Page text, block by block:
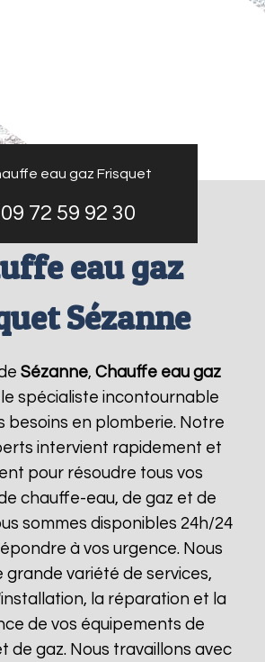
eau gaz Frisquet
09 72 59 92 30
eau gaz
Sézanne
Sézanne,Chauffe eau gaz
spécialiste incontournable
besoins en plomberie. Notre
intervient rapidement et
pour résoudre tous vos
chauffe-eau, de gaz et de
sommes disponibles 24h/24
à vos urgence. Nous
grande variété de services,
la réparation et la
de vos équipements de
de gaz. Nous travaillons avec